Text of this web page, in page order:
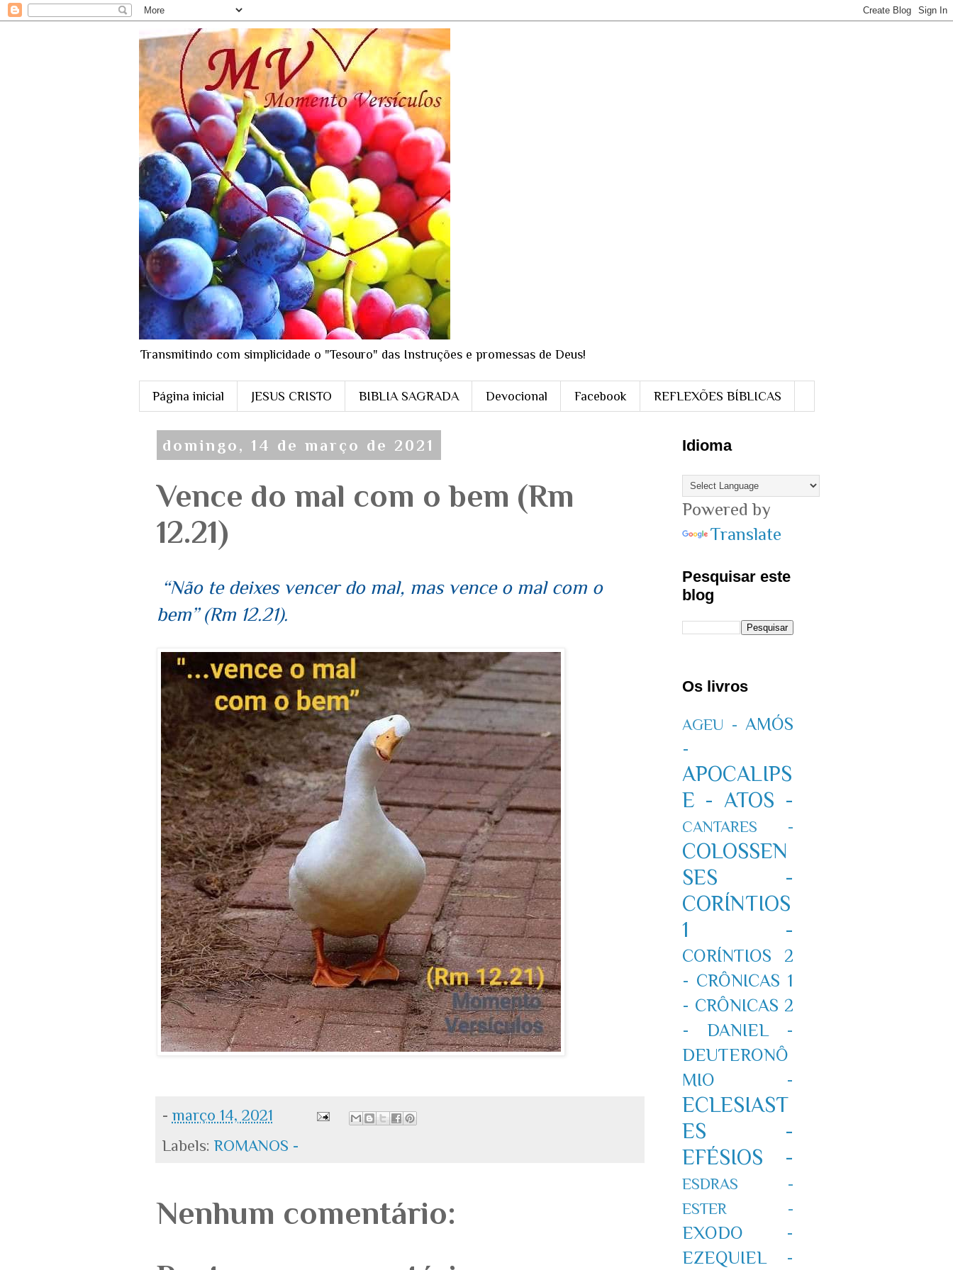
Transmitindo com simplicidade o "Tesouro" das Instruções e promessas de Deus!
Página inicial JESUS CRISTO BIBLIA SAGRADA Devocional Facebook REFLEXÕES BÍBLICAS
domingo, 14 de março de 2021
Vence do mal com o bem (Rm
12.21)
“Não te deixes vencer do mal, mas vence o mal com o
bem” (Rm 12.21).
- março 14, 2021
Labels: ROMANOS -
Nenhum comentário:
Idioma
Powered by
Translate
Pesquisar este
blog
Os livros
AGEU - AMÓS
-
APOCALIPS
E - ATOS -
CANTARES -
COLOSSEN
SES -
CORÍNTIOS
1 -
CORÍNTIOS 2
- CRÔNICAS 1
- CRÔNICAS 2
-
DANIEL -
DEUTERONÔ
MIO -
ECLESIAST
ES -
EFÉSIOS -
ESDRAS -
ESTER -
EXODO -
EZEQUIEL -